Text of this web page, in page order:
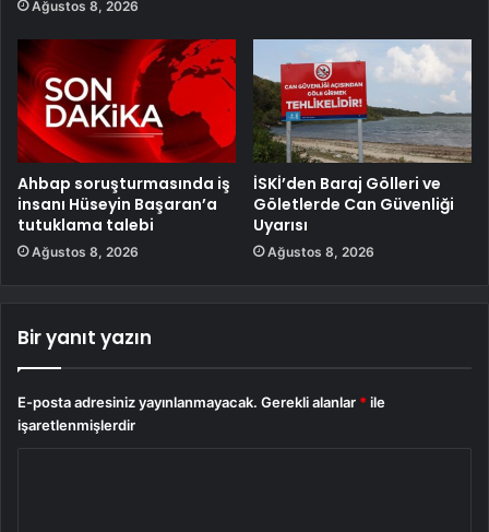
Ağustos 8, 2026
Ahbap soruşturmasında iş
insanı Hüseyin Başaran’a
tutuklama talebi
Ağustos 8, 2026
İSKİ’den Baraj Gölleri ve
Göletlerde Can Güvenliği
Uyarısı
Ağustos 8, 2026
Bir yanıt yazın
E-posta adresiniz yayınlanmayacak. Gerekli alanlar * ile
işaretlenmişlerdir